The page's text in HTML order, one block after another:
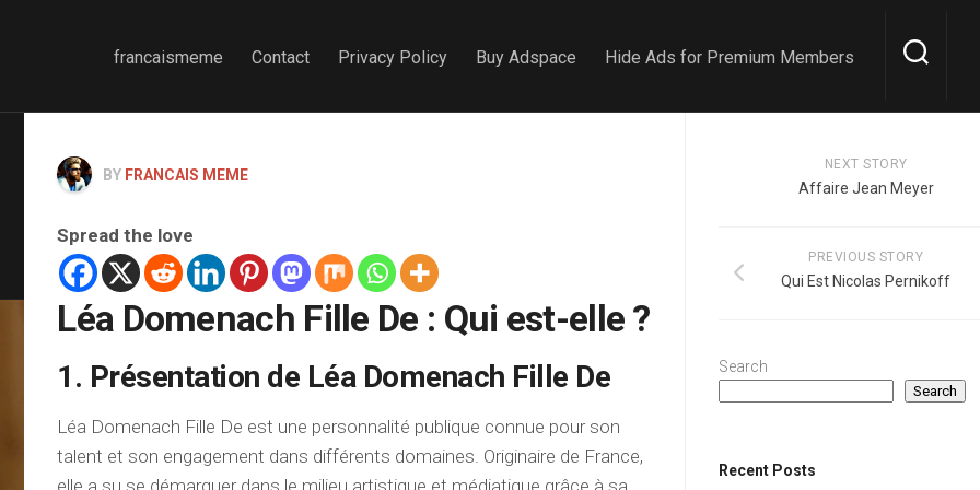
francaismeme Contact Privacy Policy Buy Adspace Hide Ads for Premium Members
BY FRANCAIS MEME
Spread the love
Léa Domenach Fille De : Qui est-elle ?
1. Présentation de Léa Domenach Fille De
Léa Domenach Fille De est une personnalité publique connue pour son
talent et son engagement dans différents domaines. Originaire de France,
elle a su se démarquer dans le milieu artistique et médiatique grâce à sa
NEXT STORY
Affaire Jean Meyer
PREVIOUS STORY
Qui Est Nicolas Pernikoff
Search
Search
Recent Posts